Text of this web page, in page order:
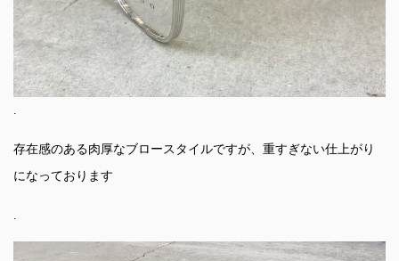
存在感のある肉厚なブロースタイルですが、重すぎない仕上がり
になっております